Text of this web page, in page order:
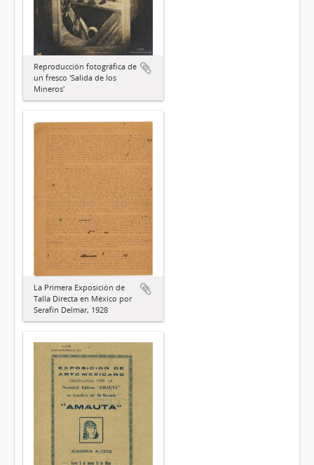
Reproducción fotográfica de
un fresco 'Salida de los
Mineros'
La Primera Exposición de
Talla Directa en México por
Serafín Delmar, 1928